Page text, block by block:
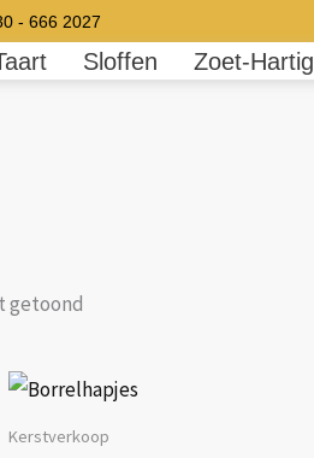
- 666 2027
Sloffen Zoet-Hartig
getoond
Kerstverkoop